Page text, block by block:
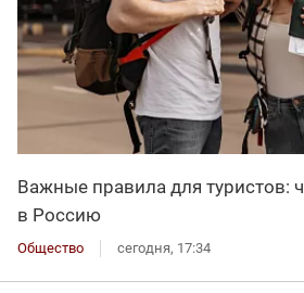
Важные правила для туристов:
в Россию
Общество сегодня, 17:34